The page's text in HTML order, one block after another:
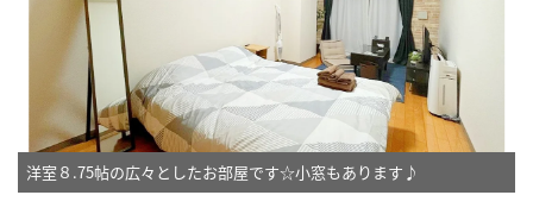
洋室８.75帖の広々としたお部屋です☆小窓もあります♪